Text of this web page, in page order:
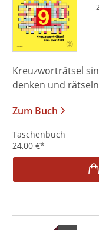
Kreuzworträtsel
denken und
Zum Buch
Taschenbuch
24,00 €*